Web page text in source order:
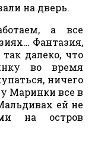
на дверь.
а все
Фантазия,
далеко, что
во время
ничего
Маринки все в
ей не
на остров